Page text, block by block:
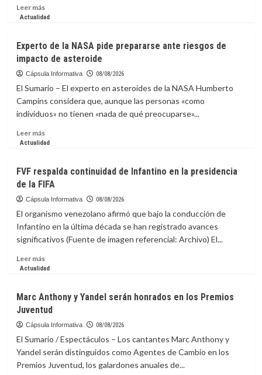
Leer másLeer
más
y
Paco
Amoroso
el
espíritu
de
con
al
“bienestar”
Actualidad
Experto de la NASA pide prepararse ante riesgos de
impacto de asteroide
Cápsula Informativa 08/08/2026
El Sumario – El experto en asteroides de la NASA Humberto
Campins considera que, aunque las personas «como
individuos» no tienen «nada de qué preocuparse»...
Leer másLeer
más
de
la
NASA
prepararse
ante
riesgos
impacto
Actualidad
FVF respalda continuidad de Infantino en la presidencia
de la FIFA
Cápsula Informativa 08/08/2026
El organismo venezolano afirmó que bajo la conducción de
Infantino en la última década se han registrado avances
significativos (Fuente de imagen referencial: Archivo) El...
Leer másLeer
más
respalda
continuidad
de
en
la
presidencia
Actualidad
Marc Anthony y Yandel serán honrados en los Premios
Juventud
Cápsula Informativa 08/08/2026
El Sumario / Espectáculos – Los cantantes Marc Anthony y
Yandel serán distinguidos como Agentes de Cambio en los
Premios Juventud, los galardones anuales de...